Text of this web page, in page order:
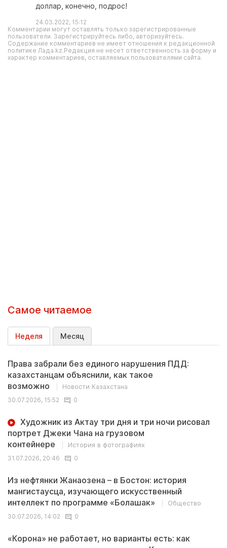
доллар, конечно, подрос!
24.03.2022, 15:12
Комментарии могут оставлять только зарегистрированные
пользователи. Зарегистрируйтесь либо, авторизуйтесь.
Содержание комментариев не имеет отношения к редакционной
политике Лада.kz.Редакция не несет ответственность за форму и
характер комментариев, оставляемых пользователями сайта.
Самое читаемое
Неделя Месяц
Права забрали без единого нарушения ПДД:
казахстанцам объяснили, как такое
возможно
Новости Казахстана
30.07.2026, 15:52
0
Художник из Актау три дня и три ночи рисовал
портрет Джеки Чана на грузовом
контейнере
История в фотографиях
31.07.2026, 20:46
0
Из нефтянки Жанаозена – в Бостон: история
мангистаусца, изучающего искусственный
интеллект по программе «Болашак»
Общество
30.07.2026, 14:02
0
«Корона» не работает, но варианты есть: как